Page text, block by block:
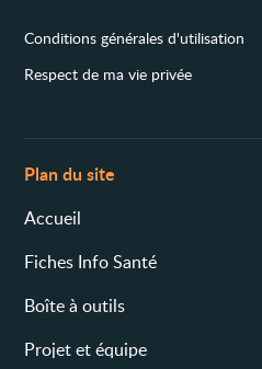
Conditions générales d'utilisation
Respect de ma vie privée
Plan du site
Accueil
Fiches Info Santé
Boîte à outils
Projet et équipe